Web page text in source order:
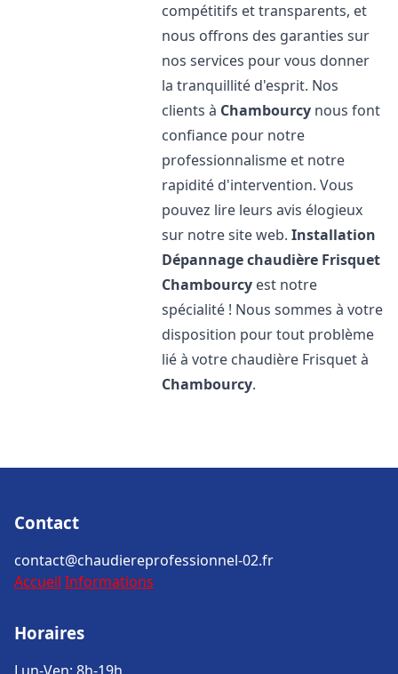
compétitifs et transparents, et
nous offrons des garanties sur
nos services pour vous donner
la tranquillité d'esprit. Nos
clients à Chambourcy nous font
confiance pour notre
professionnalisme et notre
rapidité d'intervention. Vous
pouvez lire leurs avis élogieux
sur notre site web.Installation
Dépannage chaudière Frisquet
Chambourcy est notre
spécialité ! Nous sommes à votre
disposition pour tout problème
lié à votre chaudière Frisquet à
Chambourcy.
Contact
contact@chaudiereprofessionnel-02.fr
Accueil Informations
Horaires